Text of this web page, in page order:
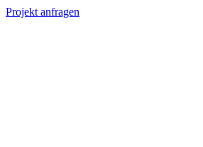
Projekt anfragen